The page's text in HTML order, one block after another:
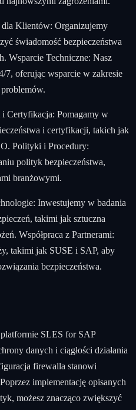
dla Klientów: Organizujemy
świadomość bezpieczeństwa
Wsparcie Techniczne: Nasz
7, oferując wsparcie w zakresie
Certyfikacja: Pomagamy w
i certyfikacji, takich jak
Polityki i Procedury:
polityk bezpieczeństwa,
branżowymi.
Inwestujemy w badania
takimi jak sztuczna
Współpraca z Partnerami:
takimi jak SUSE i SAP, aby
bezpieczeństwa.
SLES for SAP
danych i ciągłości działania
firewalla stanowi
implementację opisanych
możesz znacząco zwiększyć